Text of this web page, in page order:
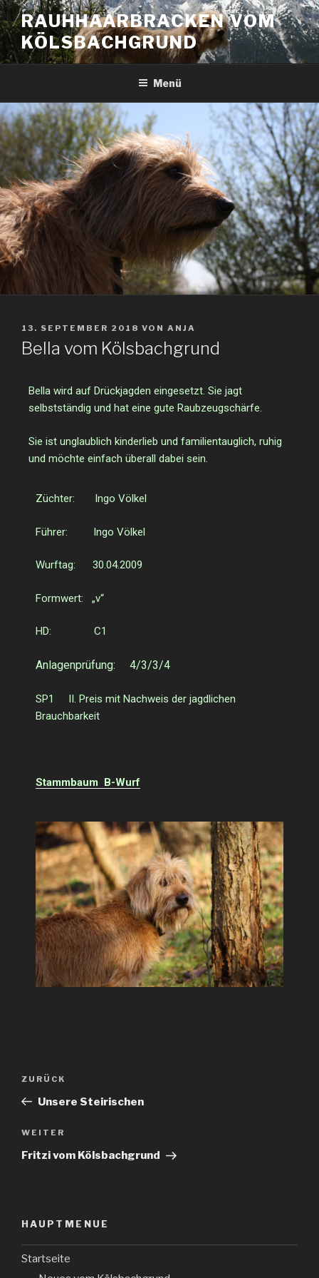
RAUHHAARBRACKEN VOM
KÖLSBACHGRUND
Menü
13. SEPTEMBER 2018 VON ANJA
Bella vom Kölsbachgrund
Bella wird auf Drückjagden eingesetzt. Sie jagt
selbstständig und hat eine gute Raubzeugschärfe.
Sie ist unglaublich kinderlieb und familientauglich, ruhig
und möchte einfach überall dabei sein.
Züchter: Ingo Völkel
Führer: Ingo Völkel
Wurftag: 30.04.2009
Formwert: „v“
HD: C1
Anlagenprüfung: 4/3/3/4
SP1 II. Preis mit Nachweis der jagdlichen
Brauchbarkeit
Stammbaum B-Wurf
ZURÜCK
Unsere Steirischen
WEITER
Fritzi vom Kölsbachgrund
HAUPTMENUE
Startseite